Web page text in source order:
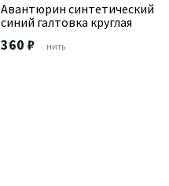
Авантюрин синтетический
синий галтовка круглая
360 ₽ нить